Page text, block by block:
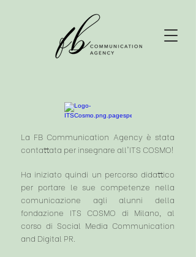
La FB Communication Agency è stata
contattata per insegnare all'ITS COSMO!
Ha iniziato quindi un percorso didattico
per portare le sue competenze nella
comunicazione agli alunni della
fondazione ITS COSMO di Milano, al
corso di Social Media Communication
and Digital PR.